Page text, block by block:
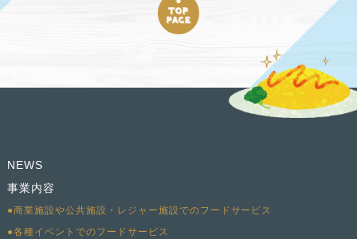
NEWS
事業内容
●商業施設や公共施設・レジャー施設でのフードサービス
●各種イベントでのフードサービス